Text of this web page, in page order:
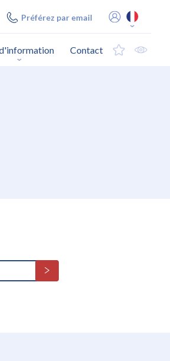
Préférez par email
Contact